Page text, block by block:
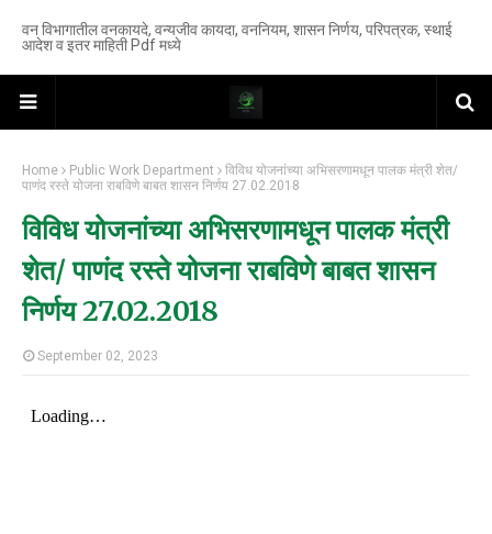
वन विभागातील वनकायदे, वन्यजीव कायदा, वननियम, शासन निर्णय, परिपत्रक, स्थाई
आदेश व इतर माहिती Pdf मध्ये
Home Public Work Department
विविध योजनांच्या अभिसरणामधून पालक मंत्री शेत/
पाणंद रस्ते योजना राबविणे बाबत शासन निर्णय 27.02.2018
विविध योजनांच्या अभिसरणामधून पालक मंत्री
शेत/ पाणंद रस्ते योजना राबविणे बाबत शासन
निर्णय 27.02.2018
September 02, 2023